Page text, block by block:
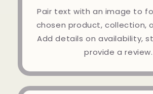
Pair text with an image to
chosen product, collection,
Add details on availability,
provide a review.